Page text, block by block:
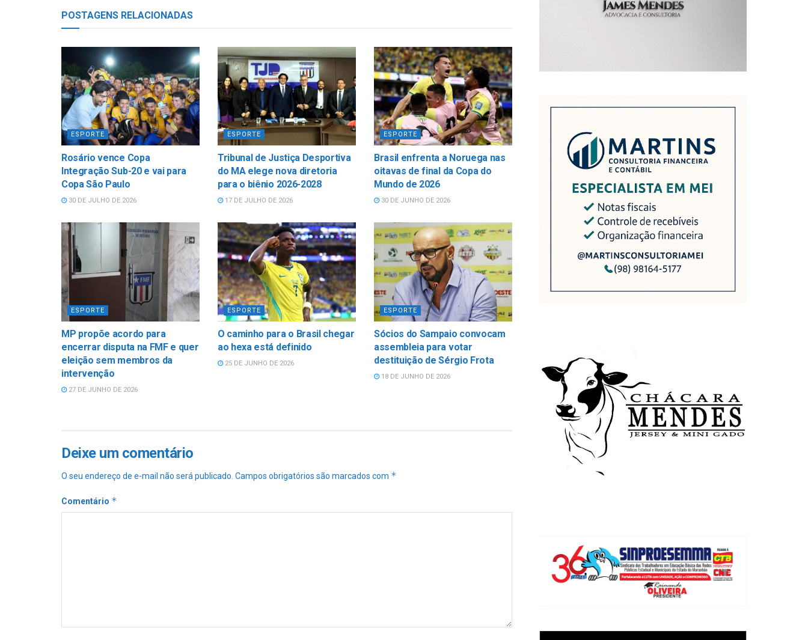
POSTAGENS RELACIONADAS
ESPORTE
Rosário vence Copa
Integração Sub-20 e vai para
Copa São Paulo
30 DE JULHO DE 2026
ESPORTE
Tribunal de Justiça Desportiva
do MA elege nova diretoria
para o biênio 2026-2028
17 DE JULHO DE 2026
ESPORTE
Brasil enfrenta a Noruega nas
oitavas de final da Copa do
Mundo de 2026
30 DE JUNHO DE 2026
ESPORTE
MP propõe acordo para
encerrar disputa na FMF e quer
eleição sem membros da
intervenção
27 DE JUNHO DE 2026
ESPORTE
O caminho para o Brasil chegar
ao hexa está definido
25 DE JUNHO DE 2026
ESPORTE
Sócios do Sampaio convocam
assembleia para votar
destituição de Sérgio Frota
18 DE JUNHO DE 2026
Deixe um comentário
O seu endereço de e-mail não será publicado. Campos obrigatórios são marcados com *
Comentário *